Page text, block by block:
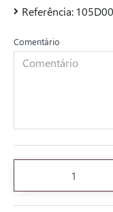
Referência:
Comentário